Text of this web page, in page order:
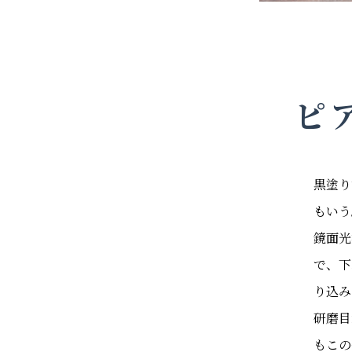
ピ
黒塗
もい
鏡面
で、
り込
研磨
もこ